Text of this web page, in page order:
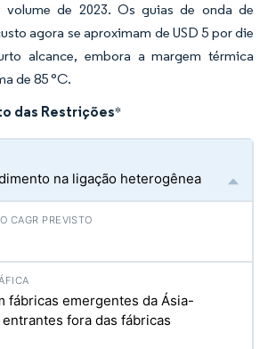
volume de 2023. Os guias de onda de
agora se aproximam de USD 5 por die
alcance, embora a margem térmica
de 85 °C.
das Restrições*
na ligação heterogênea
fábricas emergentes da Ásia-
fora das fábricas